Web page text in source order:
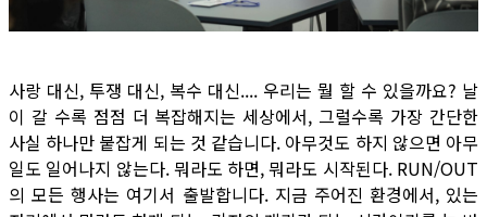
사랑 대신, 투쟁 대신, 복수 대신.... 우리는 뭘 할 수 있을까요? 날
이 갈 수록 점점 더 복잡해지는 세상에서, 그럴수록 가장 간단한
사실 하나만 붙잡게 되는 것 같습니다. 아무것도 하지 않으면 아무
일도 일어나지 않는다. 뭐라도 하면, 뭐라도 시작된다. RUN/OUT
의 모든 행사는 여기서 출발합니다. 지금 주어진 환경에서, 있는